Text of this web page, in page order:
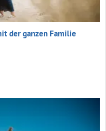
der ganzen Familie